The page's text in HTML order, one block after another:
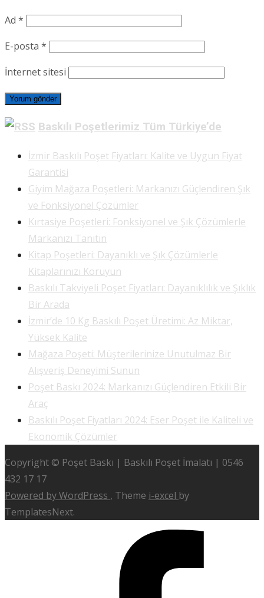
Ad *
E-posta *
İnternet sitesi
Baskılı Poşetlerimiz Tüm Türkiye’de
İzmir Baskılı Poşet Fiyatları: Kalite ve Uygun Fiyat
Garantisi
Giyim Mağaza Poşetleri: Markanızı Güçlendiren Şık
ve Fonksiyonel Çözümler
Kırtasiye Poşetleri: Fonksiyonel ve Şık Çözümlerle
Markanızı Tanıtın
Kitap Poşetleri: Dayanıklı ve Şık Çözümlerle
Kitaplarınızı Koruyun
Baskılı Takviyeli Poşet Fiyatları: Dayanıklılık ve Şıklık
Bir Arada
İzmir’de 10 Kg Baskılı Poşet Üretimi: Az Miktar,
Yüksek Kalite
Mağaza Poşeti: Müşterilerinize Unutulmaz Bir
Alışveriş Deneyimi Sunun
Poşet Baskı 2024: Markanızı Güçlendiren Etkili Bir
Araç
Baskılı Poşet Fiyatları 2024: Eser Poşet ile Kaliteli ve
Ekonomik Çözümler
Copyright © Poşet Baskı | Baskılı Poşet İmalatı | 0546
432 17 17
Powered by WordPress , Theme i-excel by
TemplatesNext.